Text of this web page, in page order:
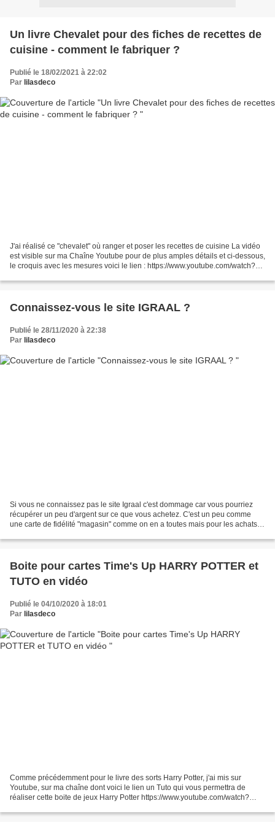
Un livre Chevalet pour des fiches de recettes de
cuisine - comment le fabriquer ?
Publié le 18/02/2021 à 22:02
Par lilasdeco
J'ai réalisé ce "chevalet" où ranger et poser les recettes de cuisine La vidéo
est visible sur ma Chaîne Youtube pour de plus amples détails et ci-dessous,
le croquis avec les mesures voici le lien : https://www.youtube.com/watch?
Connaissez-vous le site IGRAAL ?
Publié le 28/11/2020 à 22:38
Par lilasdeco
Si vous ne connaissez pas le site Igraal c'est dommage car vous pourriez
récupérer un peu d'argent sur ce que vous achetez. C'est un peu comme
une carte de fidélité "magasin" comme on en a toutes mais pour les achats
Boite pour cartes Time's Up HARRY POTTER et
TUTO en vidéo
Publié le 04/10/2020 à 18:01
Par lilasdeco
Comme précédemment pour le livre des sorts Harry Potter, j'ai mis sur
Youtube, sur ma chaîne dont voici le lien un Tuto qui vous permettra de
réaliser cette boite de jeux Harry Potter https://www.youtube.com/watch?